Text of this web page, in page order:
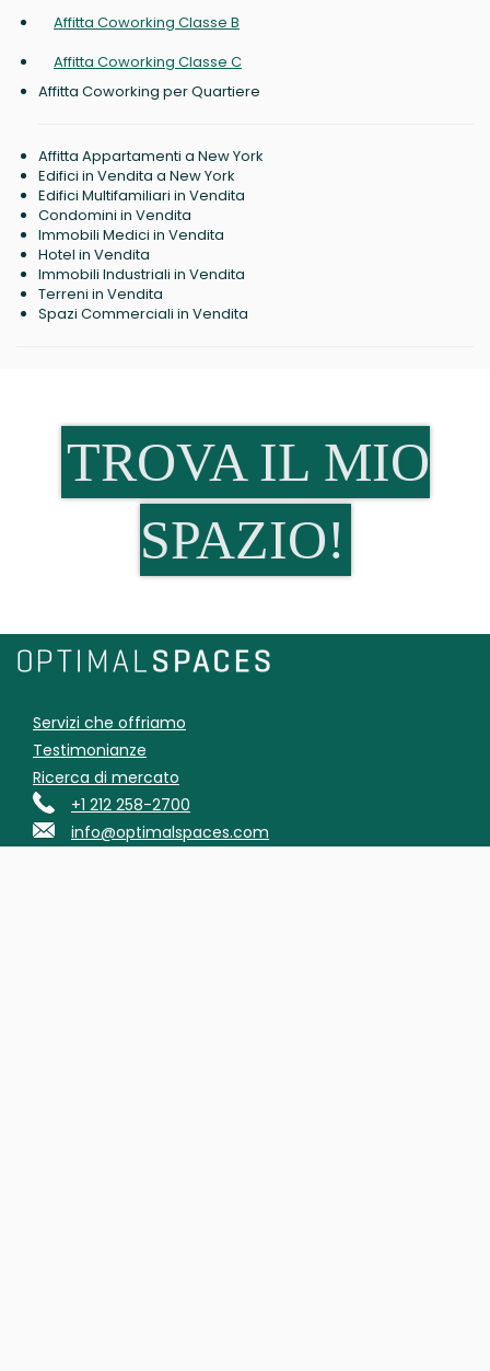
Affitta Coworking Classe B
Affitta Coworking Classe C
Affitta Coworking per Quartiere
Affitta Appartamenti a New York
Edifici in Vendita a New York
Edifici Multifamiliari in Vendita
Condomini in Vendita
Immobili Medici in Vendita
Hotel in Vendita
Immobili Industriali in Vendita
Terreni in Vendita
Spazi Commerciali in Vendita
TROVA IL MIO
SPAZIO!
Servizi che offriamo
Testimonianze
Ricerca di mercato
+1 212 258-2700
info@optimalspaces.com